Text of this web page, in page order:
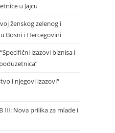
u Jajcu
ženskog zelenog i
Bosni i Hercegovini
izazovi biznisa i
i njegovi izazovi“
III: Nova prilika za mlade i